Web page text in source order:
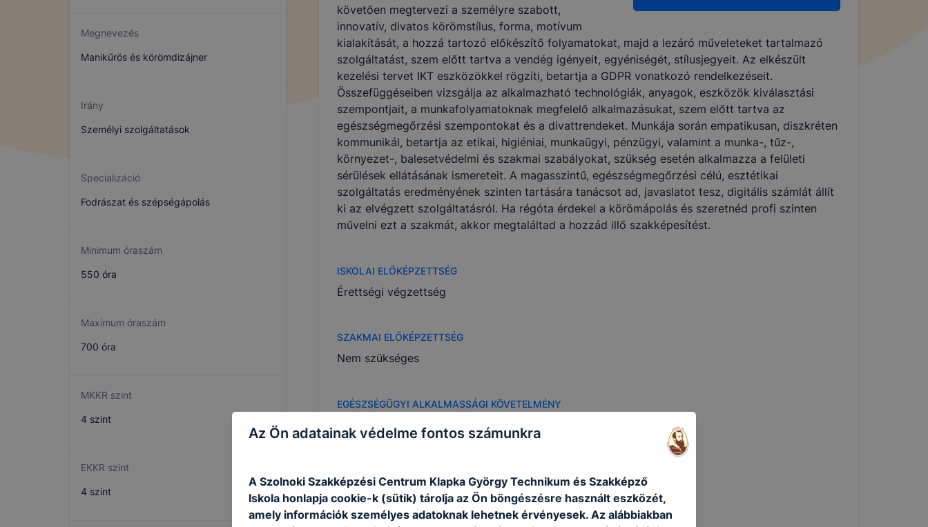
Megnevezés
Manikűrös és körömdizájner
Irány
Személyi szolgáltatások
Specializáció
Fodrászat és szépségápolás
Minimum óraszám
550 óra
Maximum óraszám
700 óra
MKKR szint
4 szint
EKKR szint
4 szint
követően megtervezi a személyre szabott,
innovatív, divatos körömstílus, forma, motívum
kialakítását, a hozzá tartozó előkészítő folyamatokat, majd a lezáró műveleteket tartalmazó
szolgáltatást, szem előtt tartva a vendég igényeit, egyéniségét, stílusjegyeit. Az elkészült
kezelési tervet IKT eszközökkel rögzíti, betartja a GDPR vonatkozó rendelkezéseit.
Összefüggéseiben vizsgálja az alkalmazható technológiák, anyagok, eszközök kiválasztási
szempontjait, a munkafolyamatoknak megfelelő alkalmazásukat, szem előtt tartva az
egészségmegőrzési szempontokat és a divattrendeket. Munkája során empatikusan, diszkréten
kommunikál, betartja az etikai, higiéniai, munkaügyi, pénzügyi, valamint a munka-, tűz-,
környezet-, balesetvédelmi és szakmai szabályokat, szükség esetén alkalmazza a felületi
sérülések ellátásának ismereteit. A magasszintű, egészségmegőrzési célú, esztétikai
szolgáltatás eredményének szinten tartására tanácsot ad, javaslatot tesz, digitális számlát állít
ki az elvégzett szolgáltatásról. Ha régóta érdekel a körömápolás és szeretnéd profi szinten
művelni ezt a szakmát, akkor megtaláltad a hozzád illő szakképesítést.
ISKOLAI ELŐKÉPZETTSÉG
Érettségi végzettség
SZAKMAI ELŐKÉPZETTSÉG
Nem szükséges
EGÉSZSÉGÜGYI ALKALMASSÁGI KÖVETELMÉNY
Szükséges
Nem szükséges
Az Ön adatainak védelme fontos számunkra
A Szolnoki Szakképzési Centrum Klapka György Technikum és Szakképző
Iskola honlapja cookie-k (sütik) tárolja az Ön böngészésre használt eszközét,
amely információk személyes adatoknak lehetnek érvényesek. Az alábbiakban